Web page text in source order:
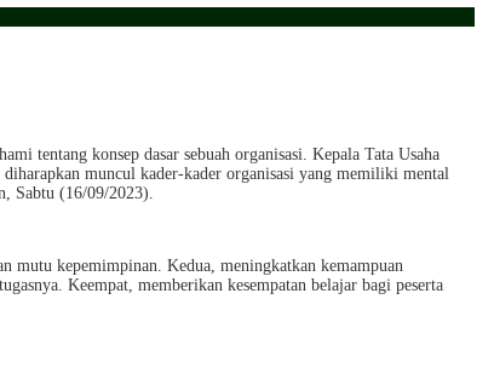
tentang konsep dasar sebuah organisasi. Kepala Tata Usaha
muncul kader-kader organisasi yang memiliki mental
Sabtu (16/09/2023).
mutu kepemimpinan. Kedua, meningkatkan kemampuan
Keempat, memberikan kesempatan belajar bagi peserta